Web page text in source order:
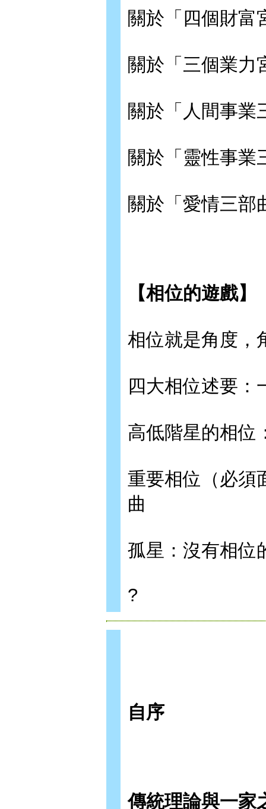
關於「四個財富
關於「三個業力
關於「人間事業
關於「靈性事業
關於「愛情三部
【相位的遊戲】
相位就是角度，
四大相位述要：
高低階星的相位
重要相位（必須
曲
孤星：沒有相位
?
自序
傳統理論與一家